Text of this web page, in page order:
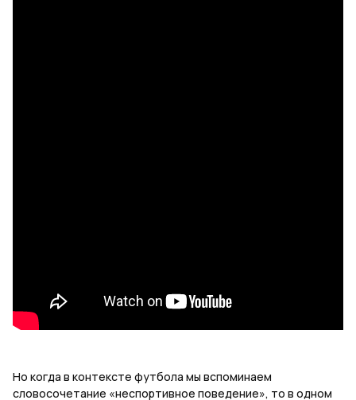
Но когда в контексте футбола мы вспоминаем
словосочетание «неспортивное поведение», то в одном